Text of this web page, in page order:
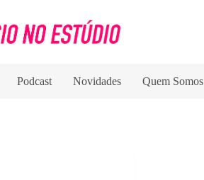
Podcast Novidades Quem Somos